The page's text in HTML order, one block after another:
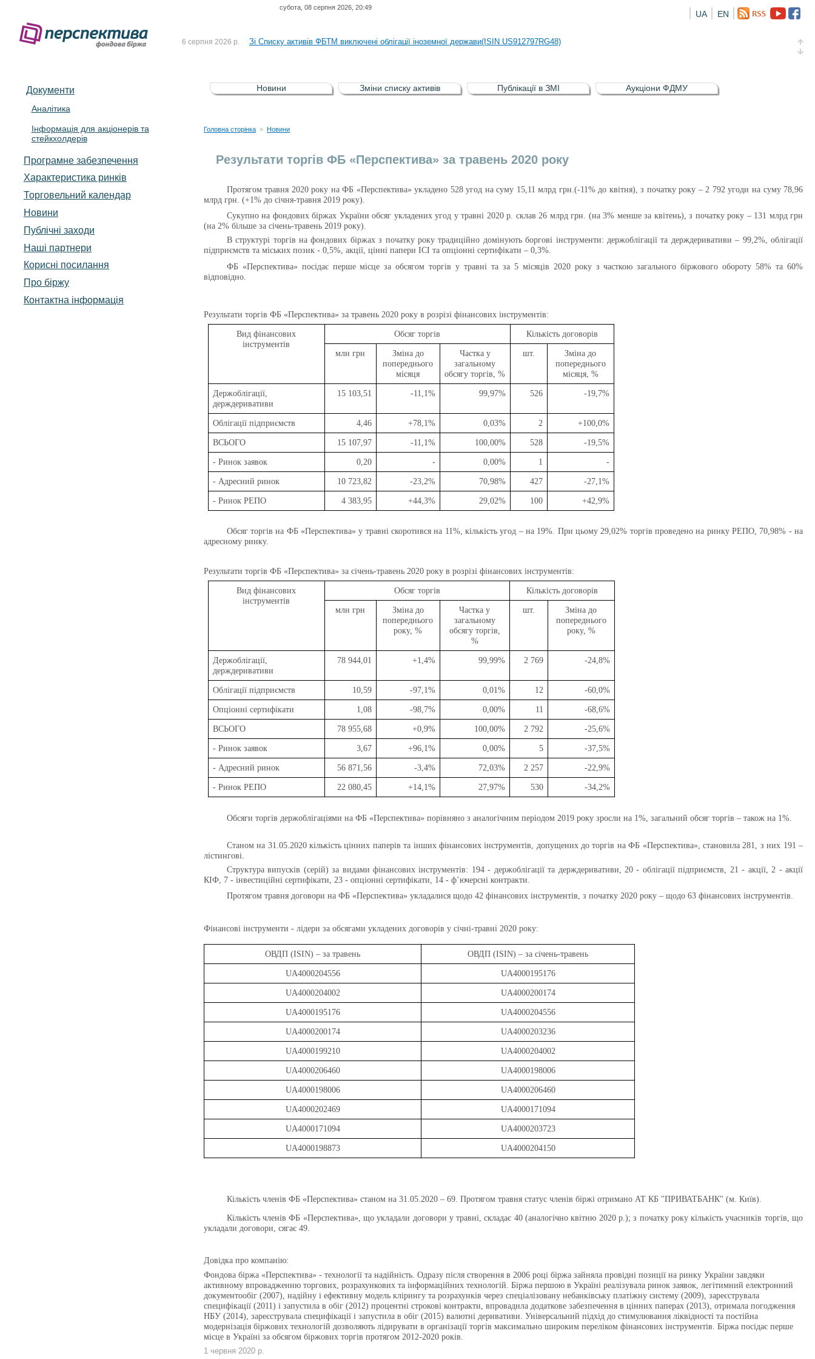
субота, 08 серпня 2026, 20:49
EN
UA
До Списку активів регульованого фондового ринку (РФР) включена Корпоративна облігація відсоткова електронна іменна (ISIN UA5000016726)
6 серпня 2026 р. Зі Списку активів ФБТМ виключені облігації іноземної держави(ISIN US912797RG48)
5 серпня 2026 р. Зі списку активів РФР виключені Облігація внутрішніх державних позик України (ISIN UA4000232607)
4 серпня 2026 р. До Списку активів регульованого фондового ринку (РФР) включена Корпоративна облігація відсоткова електронна іменна (ISIN UA5000016726)
Документи
Аналітика
Інформація для акціонерів та
стейкхолдерів
Програмне забезпечення
Характеристика pинків
Торговельний календар
Новини
Публічні заходи
Наші партнери
Корисні посилання
Про біржу
Контактна інформація
Новини Зміни списку активів Публікації в ЗМІ Аукціони ФДМУ
Головна сторінка > Новини
Результати торгів ФБ «Перспектива» за травень 2020 року
Протягом травня 2020 року на ФБ «Перспектива» укладено 528 угод на суму 15,11 млрд грн.(-11% до квітня) , з початку року – 2 792 угоди на суму 78,96
млрд грн. (+1% до січня-травня 2019 року).
Сукупно на фондових біржах України обсяг укладених угод у травні 2020 р. склав 26 млрд грн. (на 3% менше за квітень), з початку року – 131 млрд грн
(на 2% більше за січень-травень 2019 року).
В структурі торгів на фондових біржах з початку року традиційно домінують боргові інструменти: держоблігації та держдеривативи – 99,2%, облігації
підприємств та міських позик - 0,5%, акції, цінні папери ІСІ та опціонні сертифікати – 0,3%.
ФБ «Перспектива» посідає перше місце за обсягом торгіву травні та за 5 місяців 2020 року з часткою загального біржового обороту 58% та 60%
відповідно.
Результати торгів ФБ «Перспектива» за травень 2020 року в розрізі фінансових інструментів:
Вид фінансових
інструментів
Обсяг торгів Кількість договорів
млн грн
Зміна до
попереднього
місяця
Частка у
загальному
обсягу торгів, %
шт.
Зміна до
попереднього
місяця, %
Держоблігації,
держдеривативи
15 103,51 -11,1% 99,97% 526 -19,7%
Облігації підприємств 4,46 +78,1% 0,03% 2 +100,0%
ВСЬОГО 15 107,97 -11,1% 100,00% 528 -19,5%
- Ринок заявок 0,20 - 0,00% 1 -
- Адресний ринок 10 723,82 -23,2% 70,98% 427 -27,1%
- Ринок РЕПО 4 383,95 +44,3% 29,02% 100 +42,9%
Обсяг торгів на ФБ «Перспектива» у травніскоротився на 11%, кількість угод – на 19%. При цьому 29,02% торгів проведено на ринку РЕПО, 70,98% - на
адресному ринку.
Результати торгів ФБ «Перспектива» за січень-травень 2020 року в розрізі фінансових інструментів:
Вид фінансових
інструментів
Обсяг торгів Кількість договорів
млн грн
Зміна до
попереднього
року, %
Частка у
загальному
обсягу торгів,
%
шт.
Зміна до
попереднього
року, %
Держоблігації,
держдеривативи
78 944,01 +1,4% 99,99% 2 769 -24,8%
Облігації підприємств 10,59 -97,1% 0,01% 12 -60,0%
Опціонні сертифікати 1,08 -98,7% 0,00% 11 -68,6%
ВСЬОГО 78 955,68 +0,9% 100,00% 2 792 -25,6%
- Ринок заявок 3,67 +96,1% 0,00% 5 -37,5%
- Адресний ринок 56 871,56 -3,4% 72,03% 2 257 -22,9%
- Ринок РЕПО 22 080,45 +14,1% 27,97% 530 -34,2%
Обсяги торгів держоблігаціями на ФБ «Перспектива» порівняно з аналогічним періодом 2019 року зросли на 1%, загальний обсяг торгів – також на 1%.
Станом на 31.05.2020 кількість цінних паперів та інших фінансових інструментів, допущених до торгів на ФБ «Перспектива»,становила 281, з них 191 –
лістингові.
Структура випусків (серій) за видами фінансових інструментів: 194 - держоблігації та держдеривативи, 20 - облігації підприємств, 21 - акції, 2 - акції
КІФ, 7 - інвестиційні сертифікати, 23 - опціонні сертифікати, 14 - ф’ючерсні контракти.
Протягом травня договори на ФБ «Перспектива» укладалися щодо 42 фінансових інструментів, з початку 2020 року – щодо 63 фінансових інструментів.
Фінансові інструменти - лідери за обсягами укладених договорів у січні-травні 2020 року:
ОВДП (ISIN) – за травень ОВДП (ISIN) – за січень-травень
UA4000204556 UA4000195176
UA4000204002 UA4000200174
UA4000195176 UA4000204556
UA4000200174 UA4000203236
UA4000199210 UA4000204002
UA4000206460 UA4000198006
UA4000198006 UA4000206460
UA4000202469 UA4000171094
UA4000171094 UA4000203723
UA4000198873 UA4000204150
Кількість членів ФБ «Перспектива» станом на 31.05.2020 – 69. Протягом травня статус членів біржі отримано АТ КБ "ПРИВАТБАНК" (м. Київ).
Кількість членів ФБ «Перспектива», що укладали договори у травні, складає 40(аналогічно квітню 2020 р.); з початку року кількість учасників торгів, що
укладали договори, сягає 49.
Довідка про компанію:
Фондова біржа «Перспектива» - технології та надійність. Одразу після створення в 2006 році біржа зайняла провідні позиції на ринку України завдяки
активному впровадженню торгових, розрахункових та інформаційних технологій. Біржа першою в Україні реалізувала ринок заявок, легітимний електронний
документообіг (2007), надійну і ефективну модель клірингу та розрахунків через спеціалізовану небанківську платіжну систему (2009), зареєструвала
специфікації (2011) і запустила в обіг (2012) процентні строкові контракти, впровадила додаткове забезпечення в цінних паперах (2013), отримала погодження
НБУ (2014), зареєструвала специфікації і запустила в обіг (2015) валютні деривативи. Універсальний підхід до стимулювання ліквідності та постійна
модернізація біржових технологій дозволяють лідирувати в організації торгів максимально широким переліком фінансових інструментів. Біржа посідає перше
місце в Україні за обсягом біржових торгів протягом 2012-2020 років.
1 червня 2020 р.